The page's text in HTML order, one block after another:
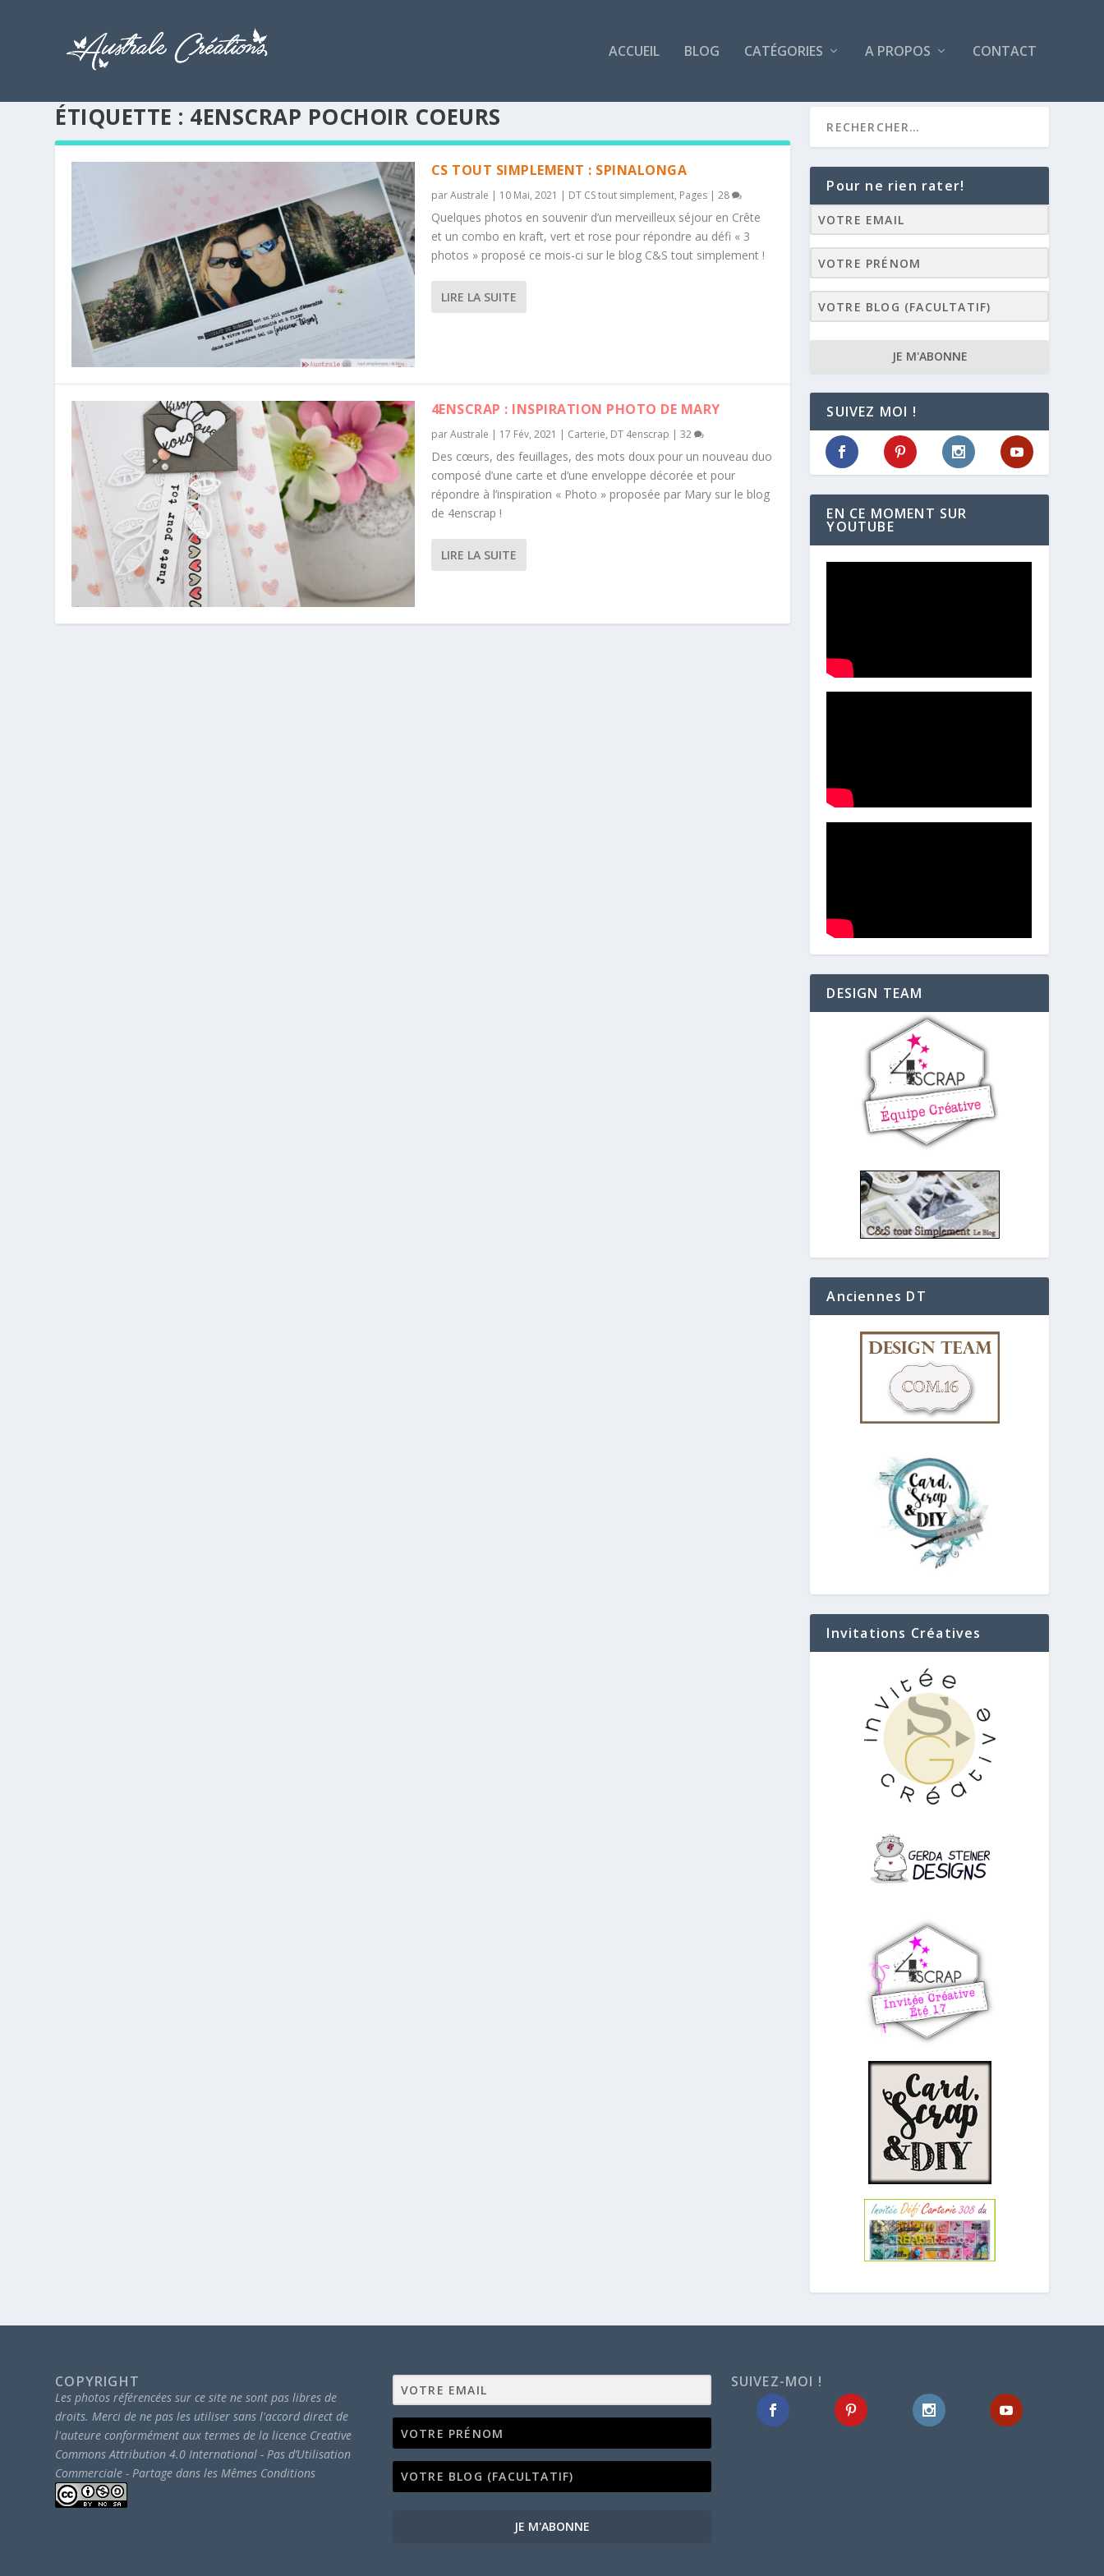
ACCUEIL BLOG CATÉGORIES A PROPOS CONTACT
ÉTIQUETTE : 4ENSCRAP POCHOIR COEURS
CS TOUT SIMPLEMENT : SPINALONGA
parAustrale | 10 Mai, 2021 | DT CS tout simplement, Pages| 28
Quelques photos en souvenir d’un merveilleux séjour en Crête
et un combo en kraft, vert et rose pour répondre au défi « 3
photos » proposé ce mois-ci sur le blog C&S tout simplement !
LIRE LA SUITE
4ENSCRAP : INSPIRATION PHOTO DE MARY
parAustrale | 17 Fév, 2021 | Carterie, DT 4enscrap | 32
Des cœurs, des feuillages, des mots doux pour un nouveau duo
composé d’une carte et d’une enveloppe décorée et pour
répondre à l’inspiration « Photo » proposée par Mary sur le blog
de 4enscrap !
LIRE LA SUITE
Pour ne rien rater!
JE M'ABONNE
SUIVEZ MOI !
EN CE MOMENT SUR
YOUTUBE
DESIGN TEAM
Anciennes DT
Invitations Créatives
COPYRIGHT
Les photos référencées sur ce site ne sont pas libres de
droits. Merci de ne pas les utiliser sans l'accord direct de
l'auteure conformément aux termes de la licence Creative
Commons Attribution 4.0 International - Pas d’Utilisation
Commerciale - Partage dans les Mêmes Conditions
JE M'ABONNE
SUIVEZ-MOI !